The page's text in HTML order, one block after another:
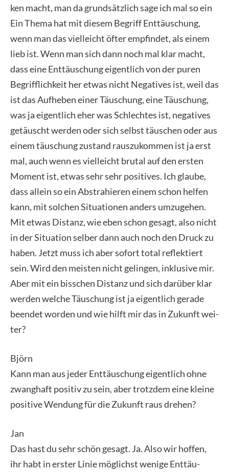
ken macht, man da grund­sätz­lich sage ich mal so ein
Ein The­ma hat mit die­sem Begriff Ent­täu­schung,
wenn man das viel­leicht öfter emp­fin­det, als einem
lieb ist. Wenn man sich dann noch mal klar macht,
dass eine Ent­täu­schung eigent­lich von der puren
Begriff­lich­keit her etwas nicht Nega­ti­ves ist, weil das
ist das Auf­he­ben einer Täu­schung, eine Täu­schung,
was ja eigent­lich eher was Schlech­tes ist, nega­ti­ves
getäuscht wer­den oder sich selbst täu­schen oder aus
einem täu­schung zustand raus­zu­kom­men ist ja erst
mal, auch wenn es viel­leicht bru­tal auf den ers­ten
Moment ist, etwas sehr sehr posi­ti­ves. Ich glau­be,
dass allein so ein Abs­tra­hie­ren einem schon hel­fen
kann, mit sol­chen Situa­tio­nen anders umzu­ge­hen.
Mit etwas Distanz, wie eben schon gesagt, also nicht
in der Situa­ti­on sel­ber dann auch noch den Druck zu
haben. Jetzt muss ich aber sofort total reflek­tiert
sein. Wird den meis­ten nicht gelin­gen, inklu­si­ve mir.
Aber mit ein biss­chen Distanz und sich dar­über klar
wer­den wel­che Täu­schung ist ja eigent­lich gera­de
been­det wor­den und wie hilft mir das in Zukunft wei­
ter?
Björn
Kann man aus jeder Ent­täu­schung eigent­lich ohne
zwang­haft posi­tiv zu sein, aber trotz­dem eine klei­ne
posi­ti­ve Wen­dung für die Zukunft raus dre­hen?
Jan
Das hast du sehr schön gesagt. Ja. Also wir hof­fen,
ihr habt in ers­ter Linie mög­lichst weni­ge Ent­täu­